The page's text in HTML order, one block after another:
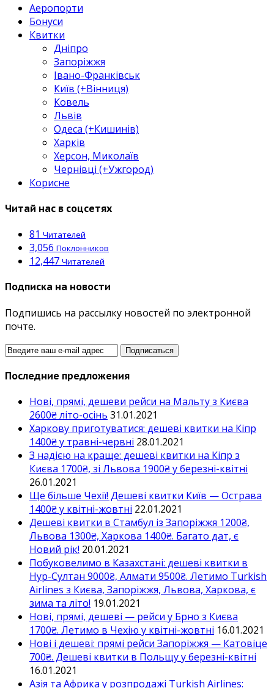
Аеропорти
Бонуси
Квитки
Дніпро
Запоріжжя
Івано-Франківськ
Київ (+Вінниця)
Ковель
Львів
Одеса (+Кишинів)
Харків
Херсон, Миколаїв
Чернівці (+Ужгород)
Корисне
Читай нас в соцсетях
81 Читателей
3,056 Поклонников
12,447 Читателей
Подписка на новости
Подпишись на рассылку новостей по электронной
почте.
Последние предложения
Нові, прямі, дешеви рейси на Мальту з Києва
2600₴ літо-осінь 31.01.2021
Харкову приготуватися: дешеві квитки на Кіпр
1400₴ у травні-червні 28.01.2021
З надією на краще: дешеві квитки на Кіпр з
Києва 1700₴, зі Львова 1900₴ у березні-квітні
26.01.2021
Ще більше Чехії! Дешеві квитки Київ — Острава
1400₴ у квітні-жовтні 22.01.2021
Дешеві квитки в Стамбул із Запоріжжя 1200₴,
Львова 1300₴, Харкова 1400₴. Багато дат, є
Новий рік! 20.01.2021
Побуковелимо в Казахстані: дешеві квитки в
Нур-Султан 9000₴, Алмати 9500₴. Летимо Turkish
Airlines з Києва, Запоріжжя, Львова, Харкова, є
зима та літо! 19.01.2021
Нові, прямі, дешеві — рейси у Брно з Києва
1700₴. Летимо в Чехію у квітні-жовтні 16.01.2021
Нові і дешеві: прямі рейси Запоріжжя — Катовіце
700₴. Дешеві квитки в Польщу у березні-квітні
16.01.2021
Азія та Африка у розпродажі Turkish Airlines: